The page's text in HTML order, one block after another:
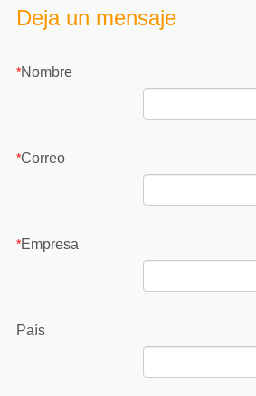
Deja un mensaje
*Nombre
*Correo
*Empresa
País